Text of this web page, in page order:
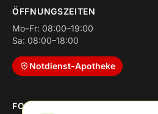
ÖFFNUNGSZEITEN
Mo–Fr: 08:00–19:00
Sa: 08:00–18:00
Notdienst-Apotheke
FOLGE UNS